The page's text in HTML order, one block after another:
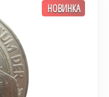
НОВИНКА